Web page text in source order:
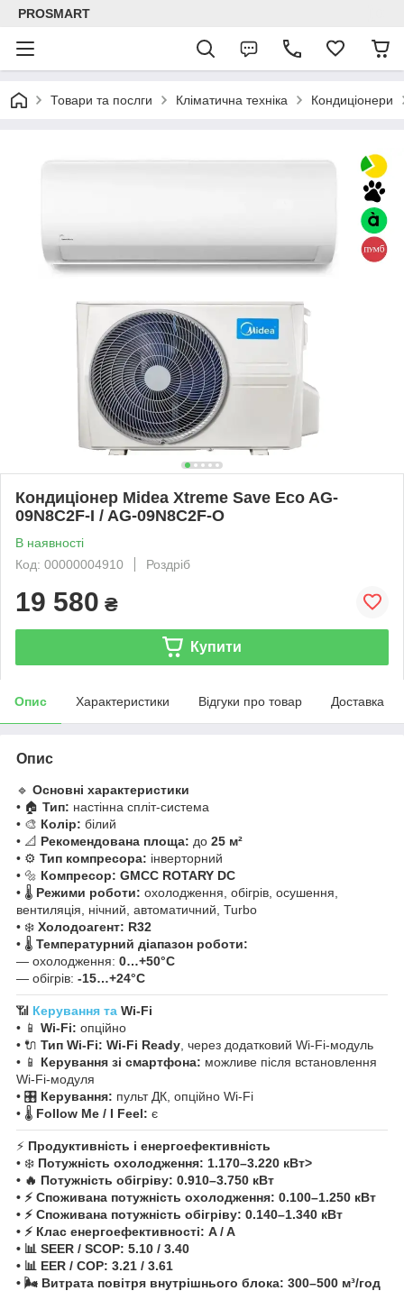
PROSMART
Товари та послги Кліматична техніка Кондиціонери
Кондиціонер Midea Xtreme Save Eco AG-
09N8C2F-I / AG-09N8C2F-O
В наявності
Код: 00000004910
Роздріб
19 580 ₴
Купити
Опис Характеристики Відгуки про товар Доставка
Опис
🔹 Основні характеристики
• 🏠 Тип: настінна спліт-система
• 🎨 Колір: білий
• 📐 Рекомендована площа: до 25 м²
• ⚙️ Тип компресора: інверторний
• 🔩 Компресор: GMCC ROTARY DC
• 🌡️ Режими роботи: охолодження, обігрів, осушення,
вентиляція, нічний, автоматичний, Turbo
• ❄️ Холодоагент: R32
• 🌡️ Температурний діапазон роботи:
— охолодження: 0…+50°C
— обігрів: -15…+24°C
📶 Керування та Wi-Fi
• 📱 Wi-Fi: опційно
• 🔌 Тип Wi-Fi: Wi-Fi Ready , через додатковий Wi-Fi-модуль
• 📱 Керування зі смартфона: можливе після встановлення
Wi-Fi-модуля
• 🎛️ Керування: пульт ДК, опційно Wi-Fi
• 🌡️ Follow Me / I Feel: є
⚡ Продуктивність і енергоефективність
• ❄️ Потужність охолодження: 1.170–3.220 кВт>
• 🔥 Потужність обігріву: 0.910–3.750 кВт
• ⚡ Споживана потужність охолодження: 0.100–1.250 кВт
• ⚡ Споживана потужність обігріву: 0.140–1.340 кВт
• ⚡ Клас енергоефективності: A / A
• 📊 SEER / SCOP: 5.10 / 3.40
• 📊 EER / COP: 3.21 / 3.61
• 🌬️ Витрата повітря внутрішнього блока: 300–500 м³/год